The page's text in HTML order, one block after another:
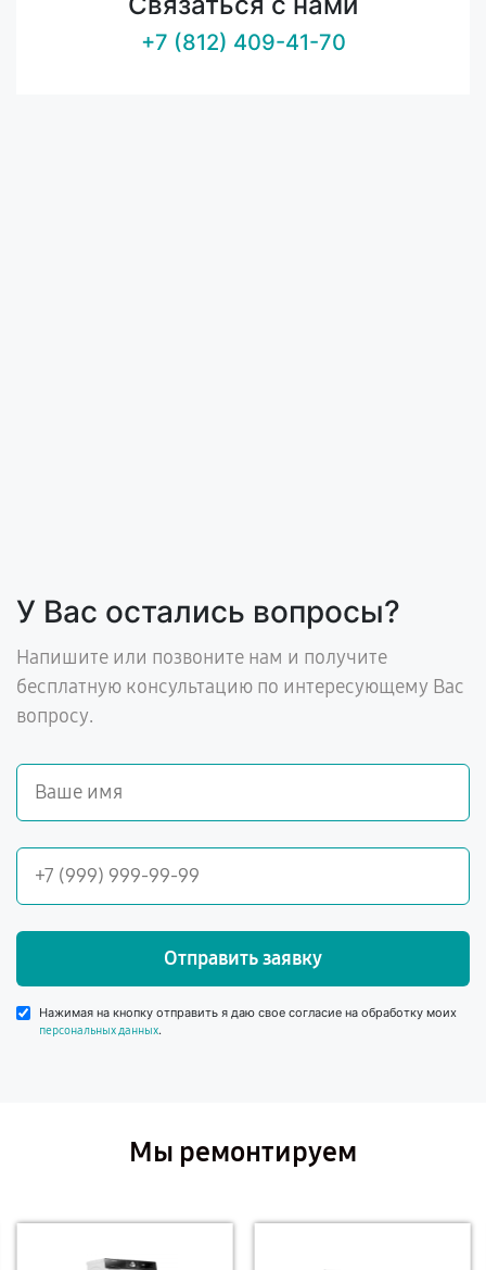
+7 (812) 409-41-70
У Вас остались вопросы?
Напишите или позвоните нам и получите
бесплатную консультацию по интересующему Вас
вопросу.
Отправить заявку
Нажимая на кнопку отправить я даю свое согласие на обработку моих
персональных данных.
Мы ремонтируем